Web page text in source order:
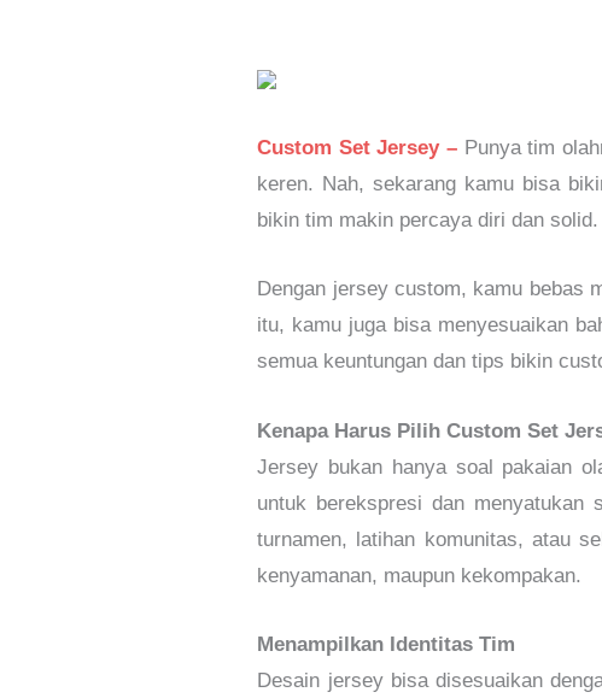
Custom Set Jersey – Punya tim
keren. Nah, sekarang kamu bisa
bikin tim makin percaya diri dan solid.
Dengan jersey custom, kamu bebas
itu, kamu juga bisa menyesuaikan
semua keuntungan dan tips bikin
Kenapa Harus Pilih Custom Set
Jersey bukan hanya soal pakaian
untuk berekspresi dan menyatukan
turnamen, latihan komunitas, atau
kenyamanan, maupun kekompakan.
Menampilkan Identitas Tim
Desain jersey bisa disesuaikan